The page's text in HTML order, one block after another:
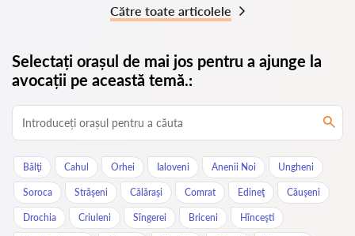
Către toate articolele
Selectați orașul de mai jos pentru a ajunge la
avocații pe această temă.:
Bălţi Cahul Orhei Ialoveni Anenii Noi Ungheni
Soroca Străşeni Călăraşi Comrat Edineţ Căuşeni
Drochia Criuleni Sîngerei Briceni Hînceşti